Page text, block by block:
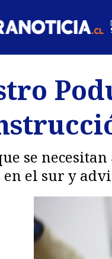
se
el sur y